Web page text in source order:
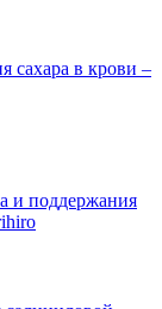
сахара в крови –
и поддержания